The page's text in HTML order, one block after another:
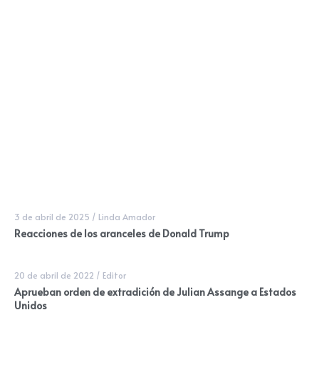
3 de abril de 2025 / Linda Amador
Reacciones de los aranceles de Donald Trump
20 de abril de 2022 / Editor
Aprueban orden de extradición de Julian Assange a Estados
Unidos